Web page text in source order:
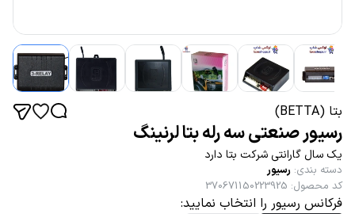
بتا (BETTA)
رسیور صنعتی سه رله بتا لرنینگ
یک سال گارانتی شرکت بتا دارد
دسته بندی: رسیور
کد محصول:
370671150223925
فرکانس رسیور را انتخاب نمایید: